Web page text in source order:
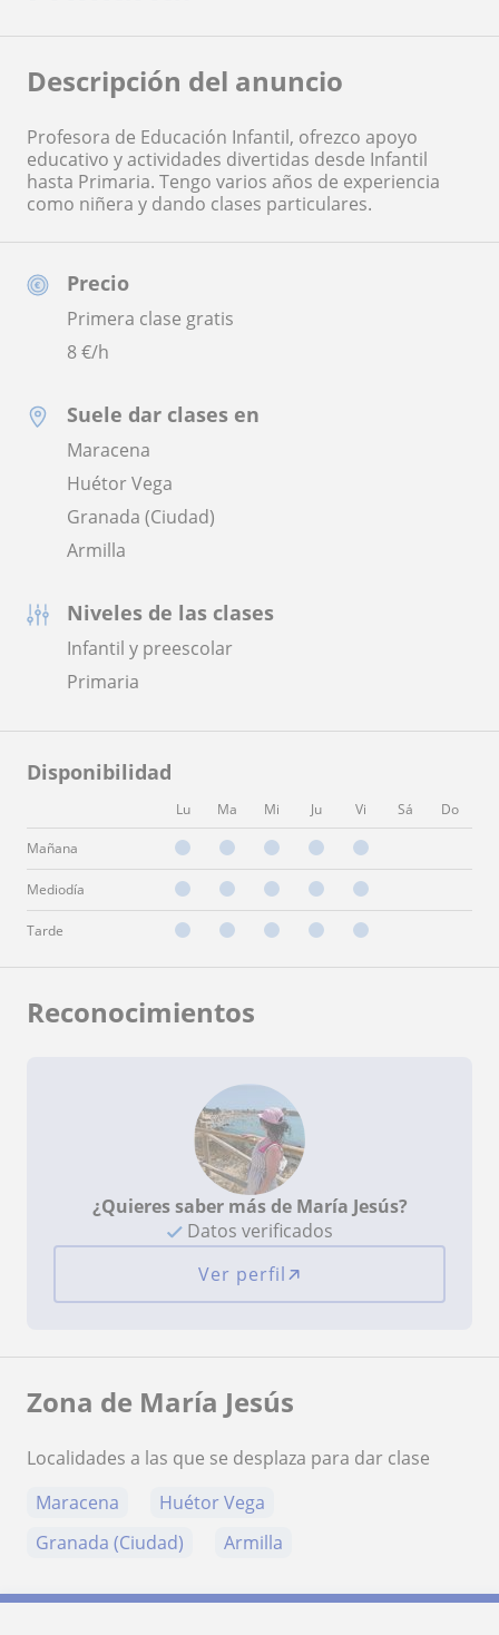
Precio
Primera clase gratis
8€/h
Suele dar clases en
Maracena
Huétor Vega
Granada (Ciudad)
Armilla
Niveles de las clases
Infantil y preescolar
Primaria
Disponibilidad
Lu Ma Mi Ju Vi Sá Do
Mañana
Mediodía
Tarde
Descripción del anuncio
Profesora de Educación Infantil, ofrezco apoyo
educativo y actividades divertidas desde Infantil
hasta Primaria. Tengo varios años de experiencia
como niñera y dando clases particulares.
Reconocimientos
¿Quieres saber más de María Jesús?
Datos verificados
Ver perfil
Zona de María Jesús
Localidades a las que se desplaza para dar clase
Maracena
Huétor Vega
Granada (Ciudad)
Armilla